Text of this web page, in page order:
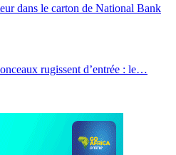
dans le carton de National Bank
rugissent d’entrée : le…